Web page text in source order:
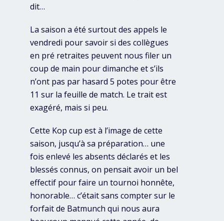
dit…
La saison a été surtout des appels le
vendredi pour savoir si des collègues
en pré retraites peuvent nous filer un
coup de main pour dimanche et s’ils
n’ont pas par hasard 5 potes pour être
11 sur la feuille de match. Le trait est
exagéré, mais si peu.
Cette Kop cup est à l’image de cette
saison, jusqu’à sa préparation… une
fois enlevé les absents déclarés et les
blessés connus, on pensait avoir un bel
effectif pour faire un tournoi honnête,
honorable… c’était sans compter sur le
forfait de Batmunch qui nous aura